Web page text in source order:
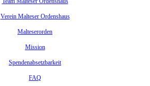
Verein Malteser Ordenshaus
Malteserorden
Mission
Spendenabsetzbarkeit
FAQ